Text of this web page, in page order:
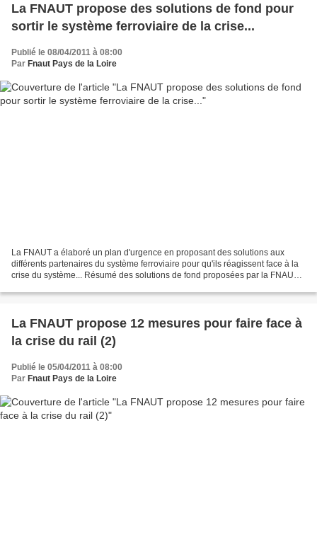
La FNAUT propose des solutions de fond pour
sortir le système ferroviaire de la crise...
Publié le 08/04/2011 à 08:00
Par Fnaut Pays de la Loire
La FNAUT a élaboré un plan d'urgence en proposant des solutions aux
différents partenaires du système ferroviaire pour qu'ils réagissent face à la
crise du système... Résumé des solutions de fond proposées par la FNAUT
La FNAUT propose 12 mesures pour faire face à
la crise du rail (2)
Publié le 05/04/2011 à 08:00
Par Fnaut Pays de la Loire